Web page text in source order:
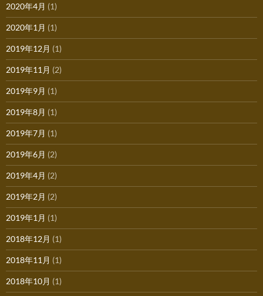
2020年4月 (1)
2020年1月 (1)
2019年12月 (1)
2019年11月 (2)
2019年9月 (1)
2019年8月 (1)
2019年7月 (1)
2019年6月 (2)
2019年4月 (2)
2019年2月 (2)
2019年1月 (1)
2018年12月 (1)
2018年11月 (1)
2018年10月 (1)